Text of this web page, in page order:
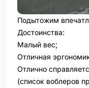
Подытожим
Достоинства:
Малый вес;
Отличная
Отлично
(список воблеров